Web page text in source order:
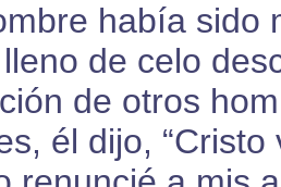
había sido
de celo
de otros
él dijo,